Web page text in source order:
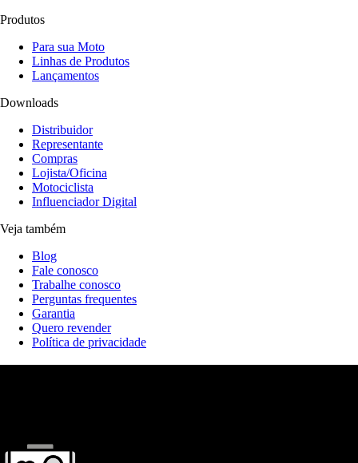
Produtos
Para sua Moto
Linhas de Produtos
Lançamentos
Downloads
Distribuidor
Representante
Compras
Lojista/Oficina
Motociclista
Influenciador Digital
Veja também
Blog
Fale conosco
Trabalhe conosco
Perguntas frequentes
Garantia
Quero revender
Política de privacidade